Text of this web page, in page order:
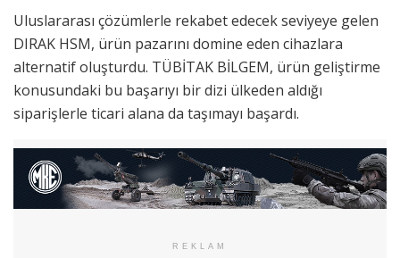
Uluslararası çözümlerle rekabet edecek seviyeye gelen
DIRAK HSM, ürün pazarını domine eden cihazlara
alternatif oluşturdu. TÜBİTAK BİLGEM, ürün geliştirme
konusundaki bu başarıyı bir dizi ülkeden aldığı
siparişlerle ticari alana da taşımayı başardı.
REKLAM